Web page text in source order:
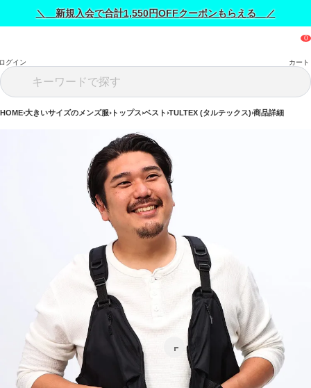
＼ 新規入会で合計1,550円OFFクーポンもらえる ／
グイン カート
HOME 大きいサイズのメンズ服 トップス ベスト TULTEX (タルテックス) 商品詳細